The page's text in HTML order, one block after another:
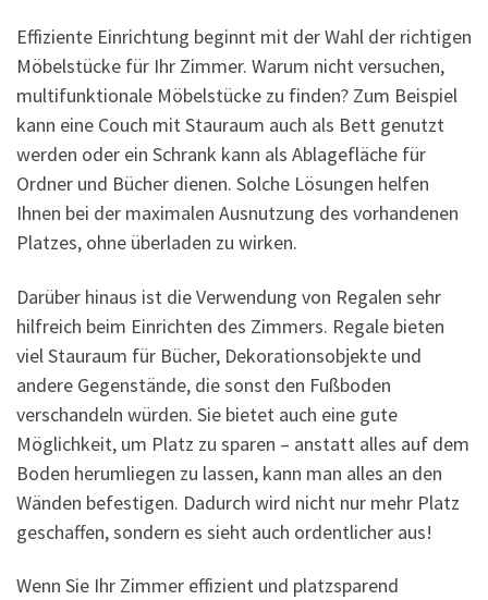
Effiziente Einrichtung beginnt mit der Wahl der richtigen
Möbelstücke für Ihr Zimmer. Warum nicht versuchen,
multifunktionale Möbelstücke zu finden? Zum Beispiel
kann eine Couch mit Stauraum auch als Bett genutzt
werden oder ein Schrank kann als Ablagefläche für
Ordner und Bücher dienen. Solche Lösungen helfen
Ihnen bei der maximalen Ausnutzung des vorhandenen
Platzes, ohne überladen zu wirken.
Darüber hinaus ist die Verwendung von Regalen sehr
hilfreich beim Einrichten des Zimmers. Regale bieten
viel Stauraum für Bücher, Dekorationsobjekte und
andere Gegenstände, die sonst den Fußboden
verschandeln würden. Sie bietet auch eine gute
Möglichkeit, um Platz zu sparen – anstatt alles auf dem
Boden herumliegen zu lassen, kann man alles an den
Wänden befestigen. Dadurch wird nicht nur mehr Platz
geschaffen, sondern es sieht auch ordentlicher aus!
Wenn Sie Ihr Zimmer effizient und platzsparend